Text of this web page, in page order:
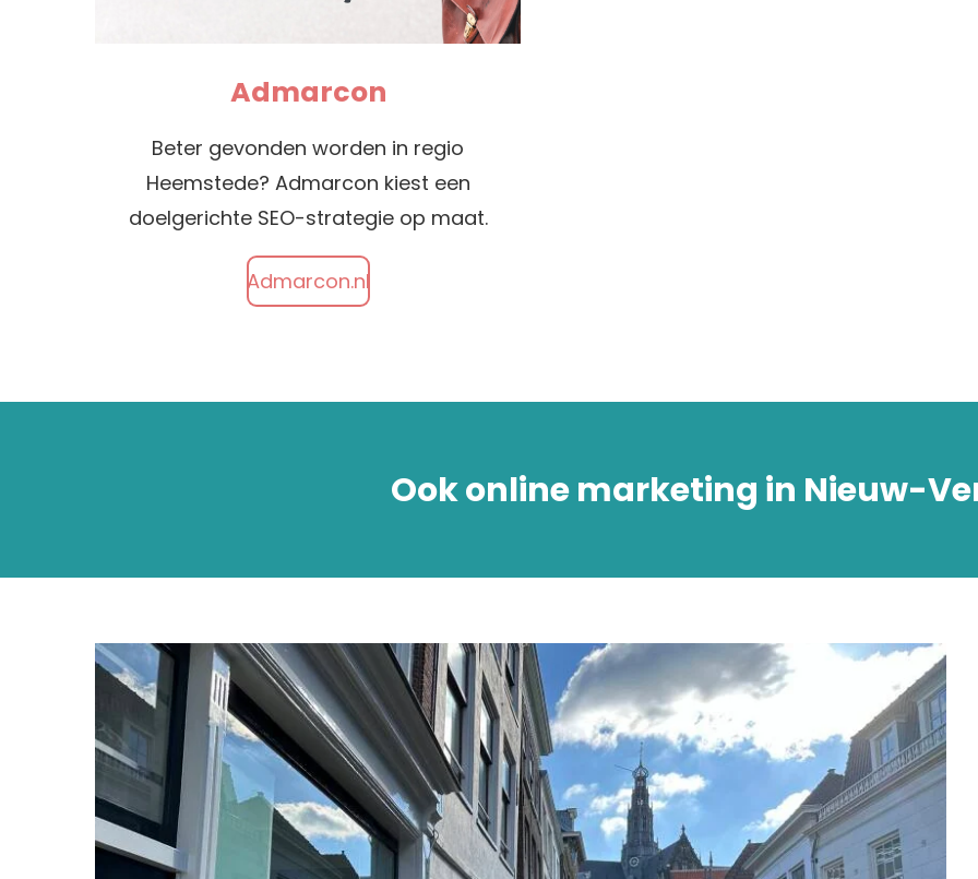
Admarcon
Beter gevonden worden in regio
Heemstede? Admarcon kiest een
doelgerichte SEO-strategie op maat.
Admarcon.nl
Ook online marketing in Nieuw-